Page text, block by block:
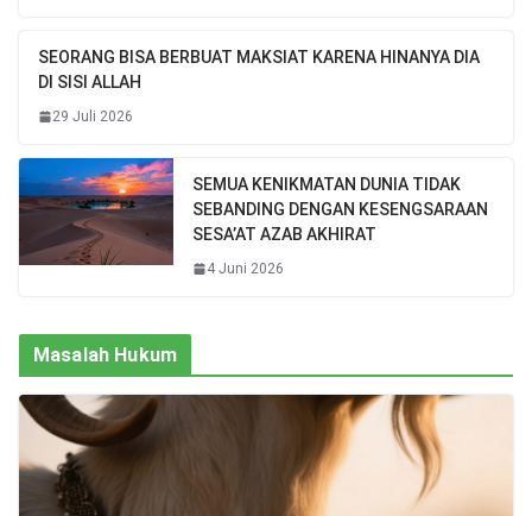
SEORANG BISA BERBUAT MAKSIAT KARENA HINANYA DIA
DI SISI ALLAH
29 Juli 2026
SEMUA KENIKMATAN DUNIA TIDAK
SEBANDING DENGAN KESENGSARAAN
SESA’AT AZAB AKHIRAT
4 Juni 2026
Masalah Hukum